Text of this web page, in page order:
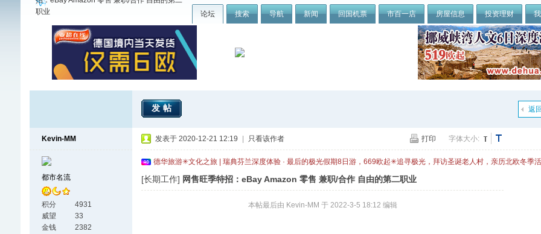
论坛 搜索 导航 新闻 回国机票 市百一店 房屋信息 投资理财
职业
返
发帖
Kevin-MM
都市名流
积分
4931
威望
33
金钱
2382
打印 字体大小:
发表于 2020-12-21 12:19 只看该作者
德华旅游✳文化之旅 | 瑞典芬兰深度体验 · 最后的极光假期8日游，669欧起✳追寻极光，拜访圣诞老人村，亲历北欧冬季
[长期工作] 网售旺季特招：eBay Amazon 零售 兼职/合作 自由的第二职业
本帖最后由 Kevin-MM 于 2022-3-5 18:12 编辑